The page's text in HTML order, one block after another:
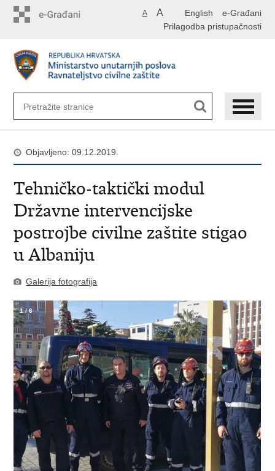
English e-Građani
A A
Prilagodba pristupačnosti
Objavljeno: 09.12.2019.
Tehničko-taktički modul
Državne intervencijske
postrojbe civilne zaštite stigao
u Albaniju
Galerija fotografija
1/6